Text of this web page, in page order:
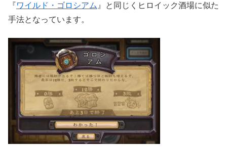
『ワイルド・ゴロシアム 』と同じくヒロイック酒場に似た
手法となっています。